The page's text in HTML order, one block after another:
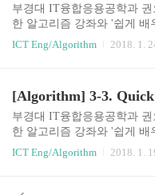
ACT-MIN을 지원하는 자료
위 큐를 구현INSERTmax
부경대 IT융합응용공학과
한 알고리즘 강좌와 '쉽게
병로'등을 통한 알고리즘 학
과 Heap sort최악의 경우 시
를 가지면서, merge sort처럼
좋은 정렬 알고리즘 중 하나
mplete binary tree)이면서
ICT Eng/Algorithm 2018. 1.
[Algorithm] 3-3.
부경대 IT융합응용공학과
한 알고리즘 강좌와 '쉽게
병로'등을 통한 알고리즘 학
할정복법분할배열을 다음
가 0개 또는 1개이므로 할 일
ICT Eng/Algorithm 2018. 1.